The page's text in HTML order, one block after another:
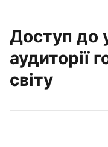
Доступ до
аудиторії
світу
Привабити нових